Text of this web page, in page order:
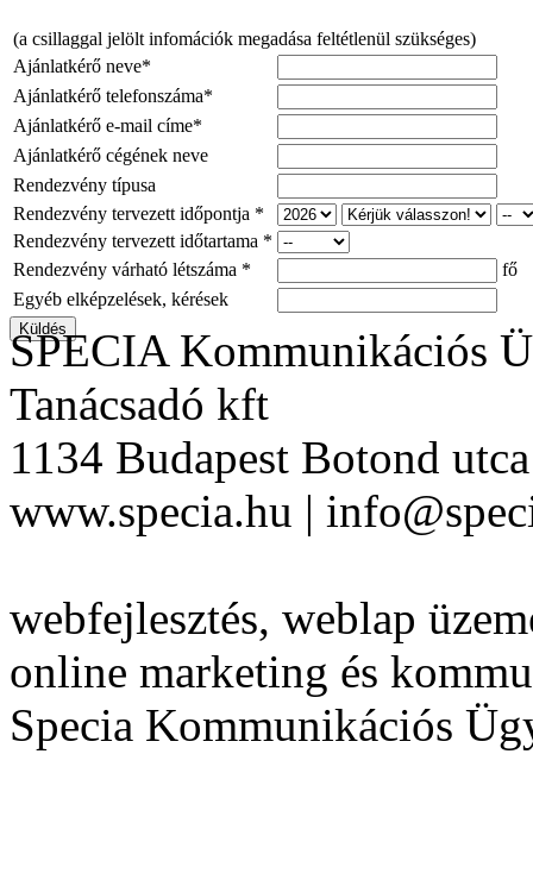
(a csillaggal jelölt infomációk megadása feltétlenül szükséges)
Ajánlatkérő neve*
Ajánlatkérő telefonszáma*
Ajánlatkérő e-mail címe*
Ajánlatkérő cégének neve
Rendezvény típusa
Rendezvény tervezett időpontja *
Rendezvény tervezett időtartama *
Rendezvény várható létszáma *
fő
Egyéb elképzelések, kérések
SPECIA Kommunikációs
Tanácsadó kft
1134 Budapest Botond
www.specia.hu |
webfejlesztés, weblap
online marketing és
Specia Kommunikációs